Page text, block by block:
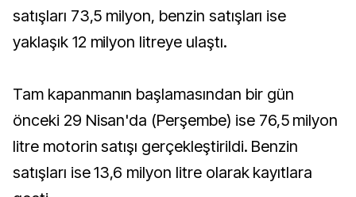
satışları 73,5 milyon, benzin satışları ise
yaklaşık 12 milyon litreye ulaştı.
Tam kapanmanın başlamasından bir gün
önceki 29 Nisan'da (Perşembe) ise 76,5 milyon
litre motorin satışı gerçekleştirildi. Benzin
satışları ise 13,6 milyon litre olarak kayıtlara